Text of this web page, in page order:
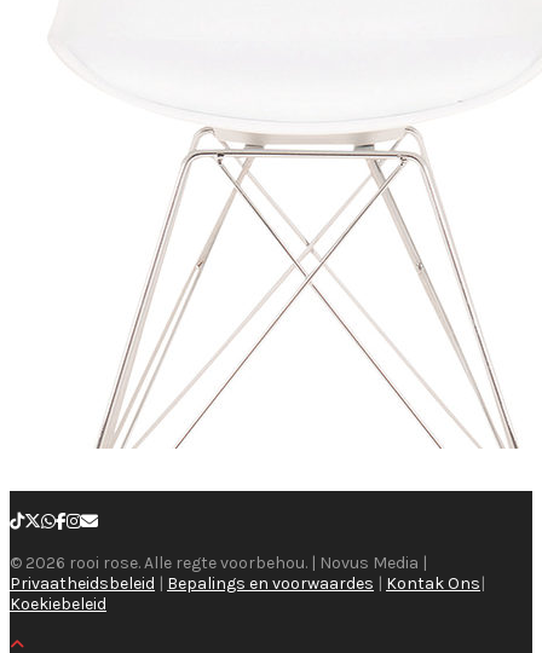
© 2026 rooi rose. Alle regte voorbehou. | Novus Media |
Privaatheidsbeleid | Bepalings en voorwaardes | Kontak Ons|
Koekiebeleid